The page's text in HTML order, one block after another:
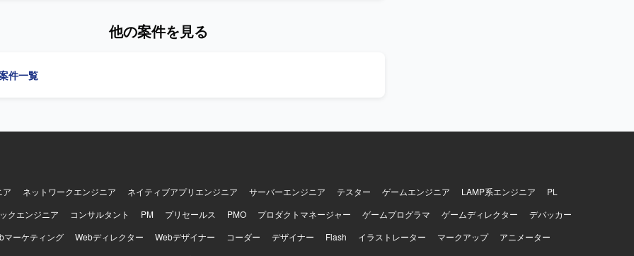
の両面でスキルアップが可能です。また、社内説明資料や比較資料の作成を通じ
のプレゼンテーションや意思決定支援の経験も積んでいただけます。 【開発環
を俯瞰しながら、客観的かつ第三者的な視点でプロジェクトを管理できる方を求
業の推進にPMOとして関わること
ワーク環境に関する各種サービス群を対象とした事業推進となります。
他の案件を見る
件一覧
ア ネットワークエンジニア ネイティブアプリエンジニア サーバーエンジニア テスター ゲームエンジニア LAMP系エンジニア
PL
クエンジニア
コンサルタント PM プリセールス PMO プロダクトマネージャー ゲームプログラマ ゲームディレクター
デバッカー
マーケティング
Webディレクター Webデザイナー コーダー デザイナー Flash イラストレーター マークアップ
アニメーター